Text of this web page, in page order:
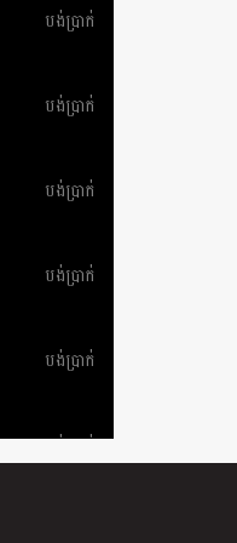
បង់ប្រាក់
បង់ប្រាក់
បង់ប្រាក់
បង់ប្រាក់
បង់ប្រាក់
បង់ប្រាក់